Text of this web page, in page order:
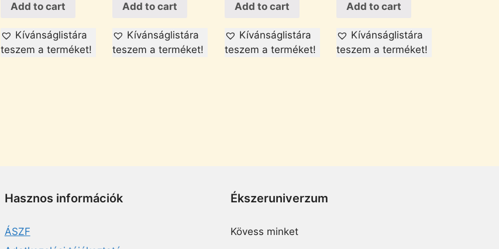
Add to cart
Kívánságlistára
teszem a terméket!
Add to cart
Kívánságlistára
teszem a terméket!
Add to cart
Kívánságlistára
teszem a terméket!
Add to cart
Kívánságlistára
teszem a terméket!
Hasznos információk
ÁSZF
Ékszeruniverzum
Kövess minket